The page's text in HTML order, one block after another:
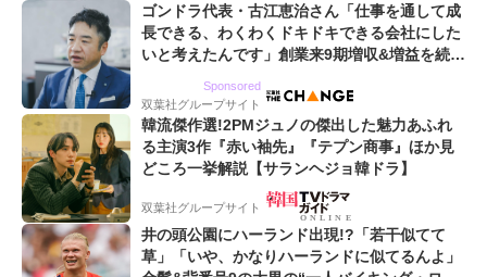
ゴンドラ代表・古江恵治さん「仕事を通して成
長できる、わくわくドキドキできる会社にした
いと考えたんです」創業来9期増収&増益を続け
Sponsored
双葉社グループサイト
韓流傑作選!2PMジュノの傑出した魅力あふれ
る主演3作『赤い袖先』『テプン商事』ほか見
どころ一挙解説【サランヘジョ韓ドラ】
双葉社グループサイト
井の頭公園にハーランド出現!?「若干似てて
草」「いや、かなりハーランドに似てるんよ」